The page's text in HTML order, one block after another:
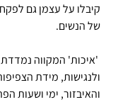
קיבלו על עצמן גם
של הנשים.
'איכות' המקווה
ולנגישות, מידת
והאיבזור, ימי ושעות